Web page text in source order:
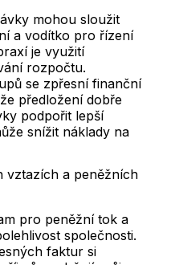
mohou sloužit
a vodítko pro řízení
je využití
rozpočtu.
se zpřesní finanční
předložení dobře
podpořit lepší
snížit náklady na
vztazích a peněžních
pro peněžní tok a
společnosti.
faktur si